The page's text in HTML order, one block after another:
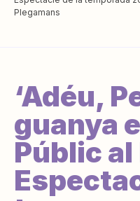
Plegamans
‘Adéu,
guanya
Públic